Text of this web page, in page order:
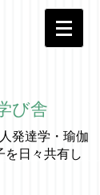
び舎
発達学・ 瑜伽
を日々共有し